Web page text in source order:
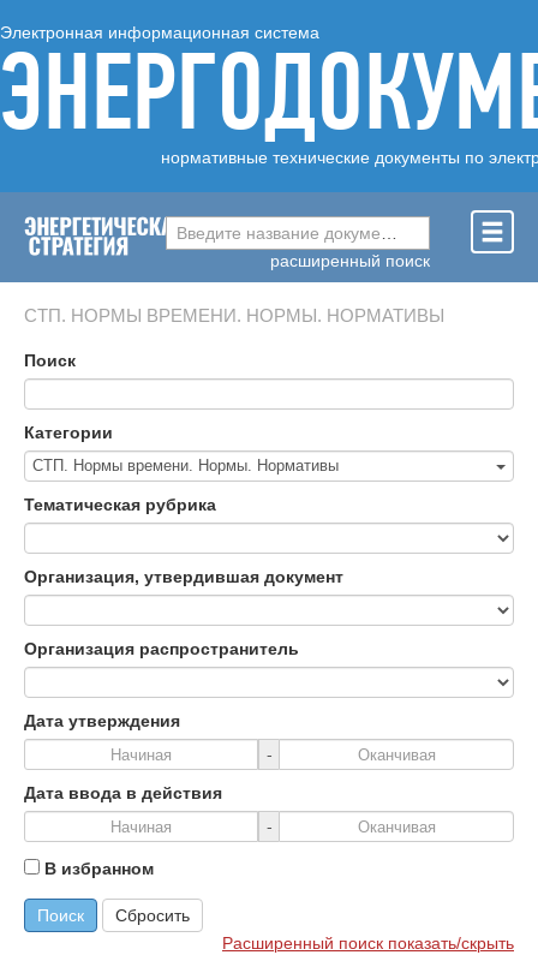
Электронная информационная система
нормативные технические документы по
Введите название документа ...
расширенный поиск
СТП. НОРМЫ ВРЕМЕНИ. НОРМЫ. НОРМАТИВЫ
Поиск
Категории
СТП. Нормы времени. Нормы. Нормативы
Тематическая рубрика
Организация, утвердившая документ
Организация распространитель
Дата утверждения
-
Дата ввода в действия
-
В избранном
Поиск Сбросить
Расширенный поиск показать/скрыть